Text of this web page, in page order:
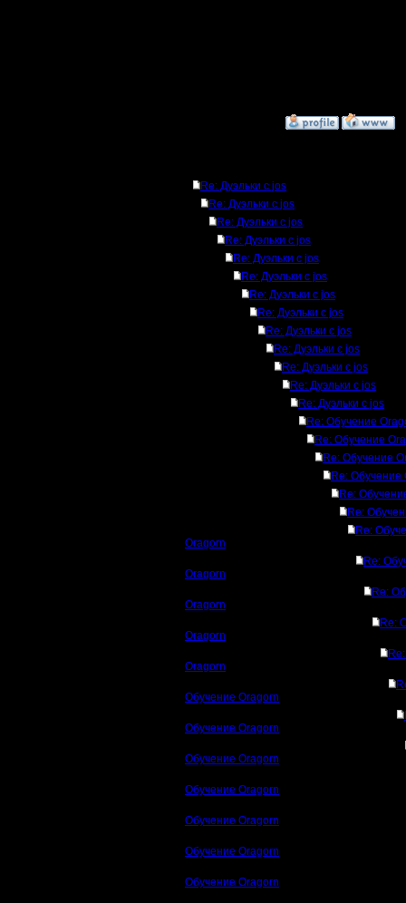
Re: Дуэльки с jos
Re: Дуэльки с jos
Re: Дуэльки с jos
Re: Дуэльки с jos
Re: Дуэльки с jos
Re: Дуэльки с jos
Re: Дуэльки с jos
Re: Дуэльки с jos
Re: Дуэльки с jos
Re: Дуэльки с jos
Re: Дуэльки с jos
Re: Дуэльки с jos
Re: Дуэльки с jos
Re: Обучение
Re: Обучение
Re: Обучение
Re: Обучение
Re:
Re:
Re:
Oragorn
Re:
Oragorn
Re:
Oragorn
Re:
Oragorn
Oragorn
Обучение Oragorn
Обучение Oragorn
Обучение Oragorn
Обучение Oragorn
Обучение Oragorn
Обучение Oragorn
Обучение Oragorn